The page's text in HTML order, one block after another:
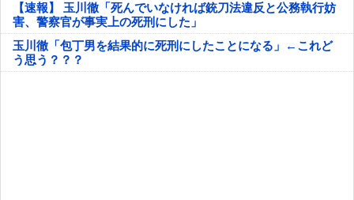
【速報】 玉川徹「死んでいなければ銃刀法違反と公務執行妨
害、警察官が事実上の死刑にした」
玉川徹「包丁男を結果的に死刑にしたことになる」←これど
う思う？？？